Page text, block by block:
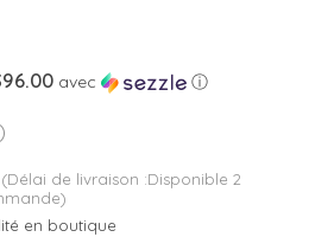
avec ⓘ
à
(Délai de livraison :Disponible 2
en boutique